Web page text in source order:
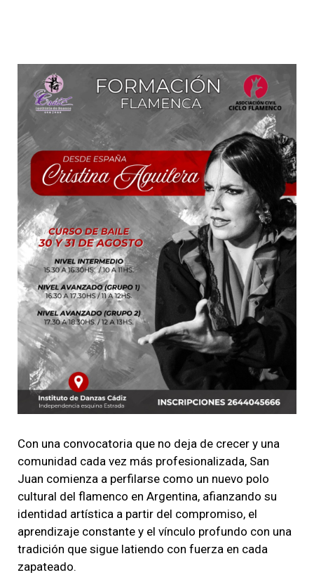
Con una convocatoria que no deja de crecer y una
comunidad cada vez más profesionalizada, San
Juan comienza a perfilarse como un nuevo polo
cultural del flamenco en Argentina, afianzando su
identidad artística a partir del compromiso, el
aprendizaje constante y el vínculo profundo con una
tradición que sigue latiendo con fuerza en cada
zapateado.